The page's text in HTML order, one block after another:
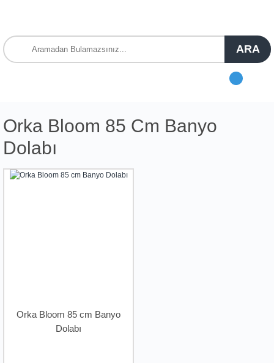
ARA
Orka Bloom 85 Cm Banyo
Dolabı
Orka Bloom 85 cm Banyo
Dolabı